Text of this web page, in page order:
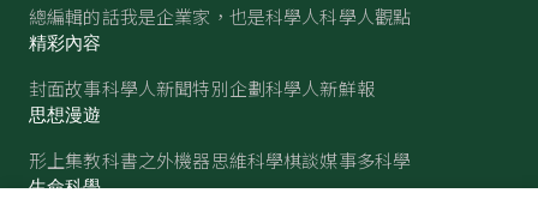
總編輯的話我是企業家，也是科學人科學人觀點
精彩內容
封面故事科學人新聞特別企劃科學人新鮮報
思想漫遊
形上集教科書之外機器思維科學棋談媒事多科學
生命科學